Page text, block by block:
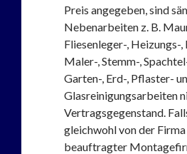
Preis angegeben, sind
Nebenarbeiten z. B.
Fliesenleger-, Heizungs-,
Maler-, Stemm-,
Garten-, Erd-, Pflaster-
Glasreinigungsarbeiten
Vertragsgegenstand.
gleichwohl von der
beauftragter